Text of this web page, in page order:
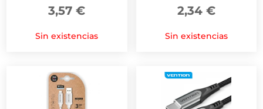
3,57€
Sin existencias
2,34 €
Sin existencias